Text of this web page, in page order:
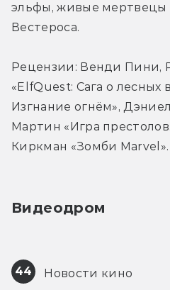
эльфы, живые мертвецы
Вестероса.
Рецензии: Венди Пини,
«ElfQuest: Сага о лесных
Изгнание огнём»,
Мартин «Игра
Киркман «Зомби Marvel».
Видеодром
44 Новости кино